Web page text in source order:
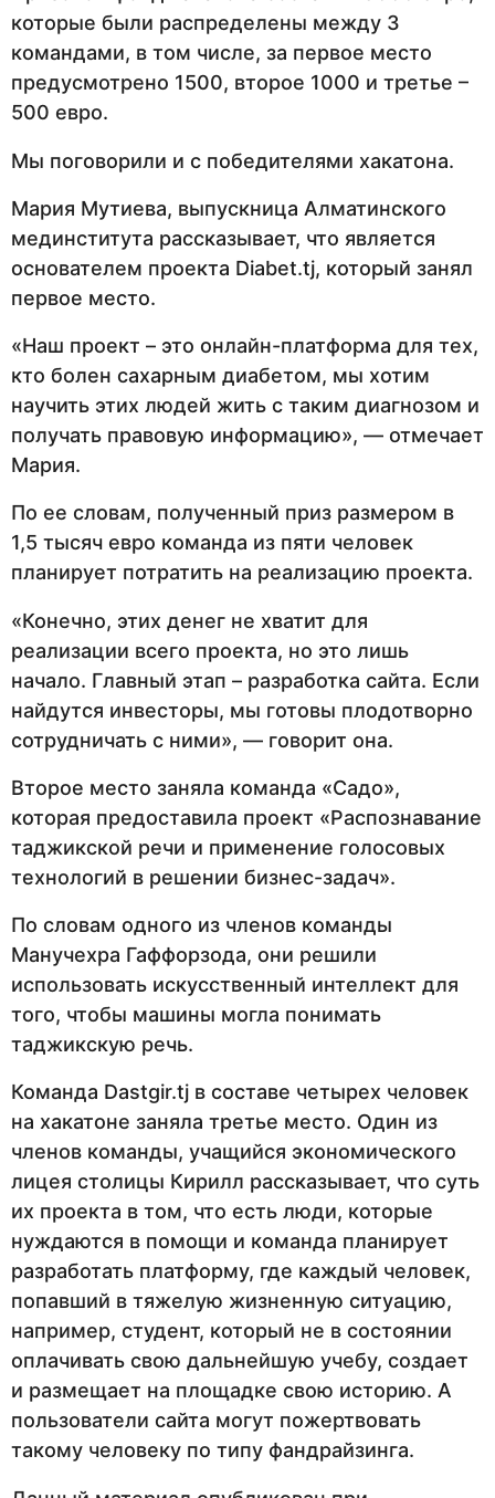
которые были распределены между 3
командами, в том числе, за первое место
предусмотрено 1500, второе 1000 и третье –
500 евро.
Мы поговорили и с победителями хакатона.
Мария Мутиева, выпускница Алматинского
мединститута рассказывает, что является
основателем проекта Diabet.tj, который занял
первое место.
«Наш проект – это онлайн-платформа для тех,
кто болен сахарным диабетом, мы хотим
научить этих людей жить с таким диагнозом и
получать правовую информацию», — отмечает
Мария.
По ее словам, полученный приз размером в
1,5 тысяч евро команда из пяти человек
планирует потратить на реализацию проекта.
«Конечно, этих денег не хватит для
реализации всего проекта, но это лишь
начало. Главный этап – разработка сайта. Если
найдутся инвесторы, мы готовы плодотворно
сотрудничать с ними», — говорит она.
Второе место заняла команда «Садо»,
которая предоставила проект «Распознавание
таджикской речи и применение голосовых
технологий в решении бизнес-задач».
По словам одного из членов команды
Манучехра Гаффорзода, они решили
использовать искусственный интеллект для
того, чтобы машины могла понимать
таджикскую речь.
Команда Dastgir.tj в составе четырех человек
на хакатоне заняла третье место. Один из
членов команды, учащийся экономического
лицея столицы Кирилл рассказывает, что суть
их проекта в том, что есть люди, которые
нуждаются в помощи и команда планирует
разработать платформу, где каждый человек,
попавший в тяжелую жизненную ситуацию,
например, студент, который не в состоянии
оплачивать свою дальнейшую учебу, создает
и размещает на площадке свою историю. А
пользователи сайта могут пожертвовать
такому человеку по типу фандрайзинга.